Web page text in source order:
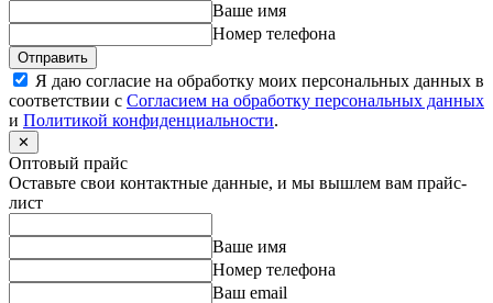
Ваше имя
Номер телефона
Отправить
Я даю согласие на обработку моих персональных данных в
соответствии с Согласием на обработку персональных данных
и Политикой конфиденциальности.
✕
Оптовый прайс
Оставьте свои контактные данные, и мы вышлем вам прайс-
лист
Ваше имя
Номер телефона
Ваш email